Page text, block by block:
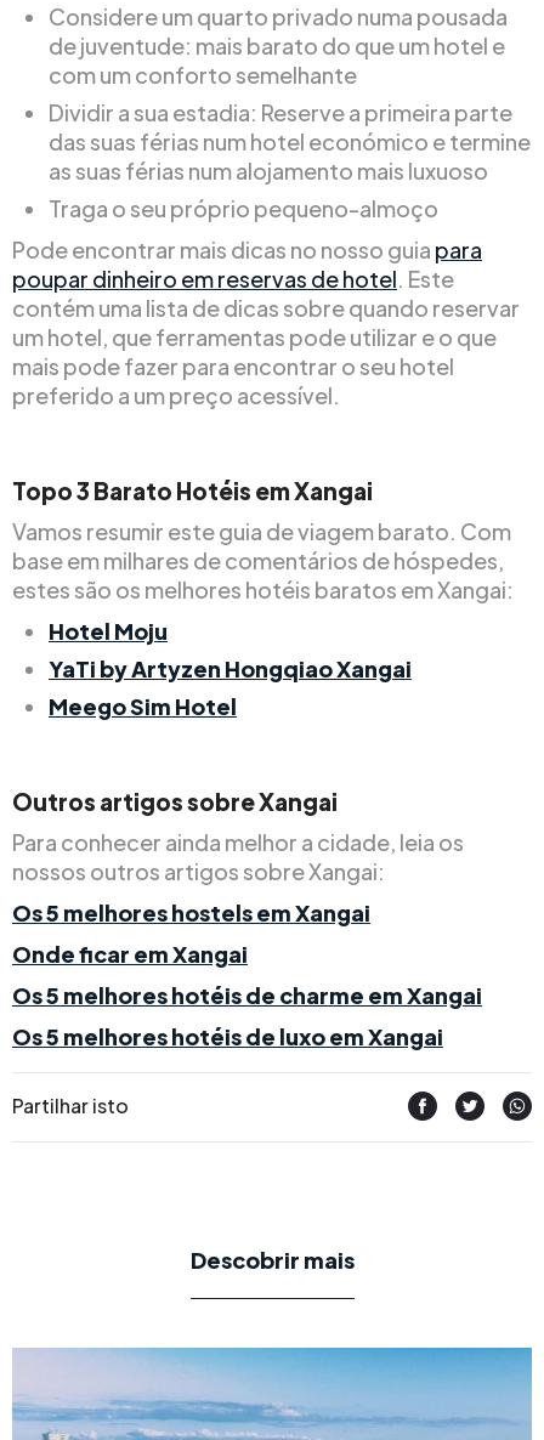
Considere um quarto privado numa pousada
de juventude: mais barato do que um hotel e
com um conforto semelhante
Dividir a sua estadia: Reserve a primeira parte
das suas férias num hotel económico e termine
as suas férias num alojamento mais luxuoso
Traga o seu próprio pequeno-almoço
Pode encontrar mais dicas no nosso guia para
poupar dinheiro em reservas de hotel. Este
contém uma lista de dicas sobre quando reservar
um hotel, que ferramentas pode utilizar e o que
mais pode fazer para encontrar o seu hotel
preferido a um preço acessível.
Topo3 Barato Hotéis em Xangai
Vamos resumir este guia de viagem barato. Com
base em milhares de comentários de hóspedes,
estes são os melhores hotéis baratos em Xangai:
Hotel Moju
YaTi by Artyzen Hongqiao Xangai
Meego Sim Hotel
Outros artigos sobre Xangai
Para conhecer ainda melhor a cidade, leia os
nossos outros artigos sobre Xangai:
Os 5 melhores hostels em Xangai
Onde ficar em Xangai
Os 5 melhores hotéis de charme em Xangai
Os 5 melhores hotéis de luxo em Xangai
Partilhar isto
Descobrir mais